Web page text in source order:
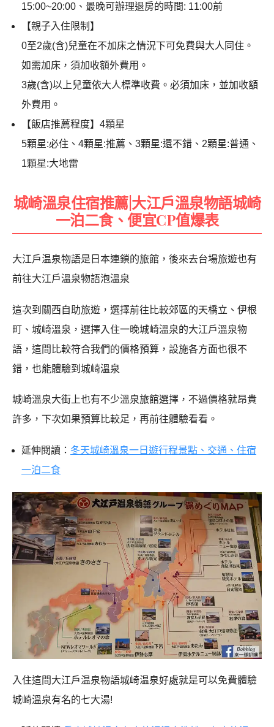
15:00~20:00、最晚可辦理退房的時間: 11:00前
【親子入住限制】
0至2歲(含)兒童在不加床之情況下可免費與大人同住。
如需加床，須加收額外費用。
3歲(含)以上兒童依大人標準收費。必須加床，並加收額
外費用。
【飯店推薦程度】4顆星
5顆星:必住、4顆星:推薦、3顆星:還不錯、2顆星:普通、
1顆星:大地雷
城崎溫泉住宿推薦|大江戶溫泉物語城崎
一泊二食、便宜CP值爆表
大江戶温泉物語是日本連鎖的旅館，後來去台場旅遊也有
前往大江戶溫泉物語泡溫泉
這次到關西自助旅遊，選擇前往比較郊區的天橋立、伊根
町、城崎溫泉，選擇入住一晚城崎溫泉的大江戶溫泉物
語，這間比較符合我們的價格預算，設施各方面也很不
錯，也能體驗到城崎溫泉
城崎溫泉大街上也有不少溫泉旅館選擇，不過價格就昂貴
許多，下次如果預算比較足，再前往體驗看看。
延伸閱讀： 冬天城崎溫泉一日遊行程景點、交通、住宿
一泊二食
入住這間大江戶温泉物語城崎温泉好處就是可以免費體驗
城崎溫泉有名的七大湯!